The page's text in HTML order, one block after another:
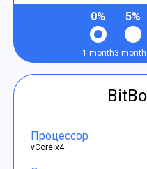
0%
1 month
5%
3
Процессор
vCore x4